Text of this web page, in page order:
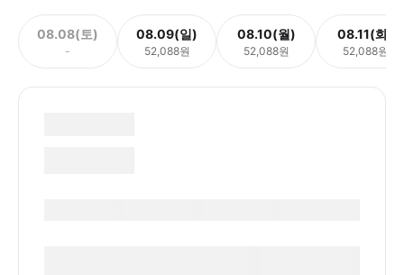
08.08(토)
-
08.09(일)
52,088원
08.10(월)
52,088원
08.11(화)
52,088원